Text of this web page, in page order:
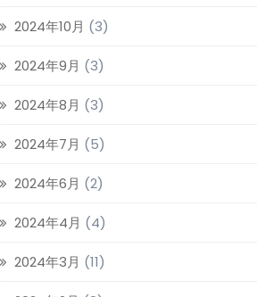
2024年10月 (3)
2024年9月 (3)
2024年8月 (3)
2024年7月 (5)
2024年6月 (2)
2024年4月 (4)
2024年3月 (11)